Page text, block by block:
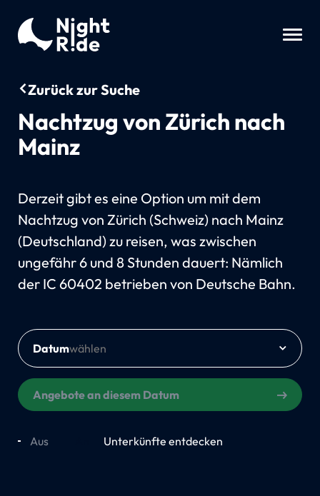
Zurück zur Suche
Nachtzug von Zürich nach
Mainz
Derzeit gibt es eine Option um mit dem
Nachtzug von Zürich (Schweiz) nach Mainz
(Deutschland) zu reisen, was zwischen
ungefähr 6 und 8 Stunden dauert: Nämlich
der IC 60402 betrieben von Deutsche Bahn.
Datum
Angebote an diesem Datum
Aus Unterkünfte entdecken